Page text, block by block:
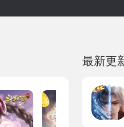
最新更